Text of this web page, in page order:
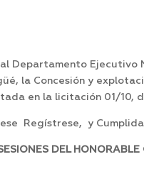
Departamento Ejecutivo
la Concesión y
en la licitación 01/10,
Regístrese, y
DEL